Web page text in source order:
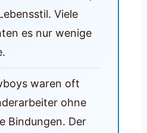
Viele
es nur wenige
waren oft
ohne
Bindungen. Der